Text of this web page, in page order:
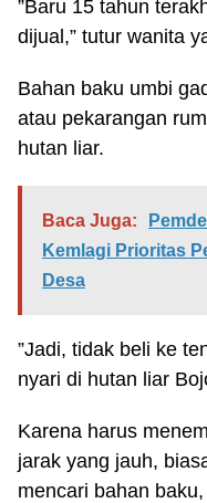
”Baru 15 tahun
dijual,” tutur wanita
Bahan baku umbi
atau pekarangan
hutan liar.
Baca Juga:
Kemlagi Prioritas
Desa
”Jadi, tidak beli ke
nyari di hutan liar
Karena harus
jarak yang jauh,
mencari bahan